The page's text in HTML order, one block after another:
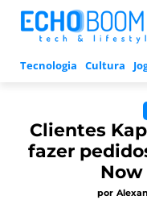
Tecnologia Cultura
Clientes
fazer
Now
por